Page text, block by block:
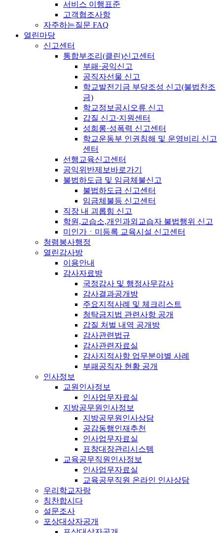
서비스 이행표준
고객협조사항
자주하는질문 FAQ
열린마당
신고센터
통합부조리(클린)신고센터
부패·공익신고
공직자선물 신고
학교발전기금 부당조성 신고(불법찬조
금)
학교정보공시오류 신고
갑질 신고·지원센터
성희롱·성폭력 신고센터
학교운동부 인권침해 및 운영비리 신고
센터
선행교육신고센터
공익위반제보바로가기
불법하도급 및 임금체불신고
불법하도급 신고센터
임금체불등 신고센터
직장 내 괴롭힘 신고
학원,교습소,개인과외교습자 불법행위 신고
미인가ㆍ미등록 교육시설 신고센터
청렴봉사행정
열린감사방
이용안내
감사자료방
국정감사 및 행정사무감사
감사결과공개방
주요지적사례 및 체크리스트
청탁금지법 관련사항 공개
갑질 처벌 내역 공개방
감사관련법규
감사관련자료실
감사지적사항 업무분야별 사례
부패공직자 현황 공개
인사정보
교원인사정보
인사업무자료실
지방공무원인사정보
지방공무원인사상담
공감동행인재추천
인사업무자료실
표창대장관리시스템
교육공무직원인사정보
인사업무자료실
교육공무직원 온라인 인사상담
우리학교자랑
칭찬합시다
설문조사
포상대상자공개